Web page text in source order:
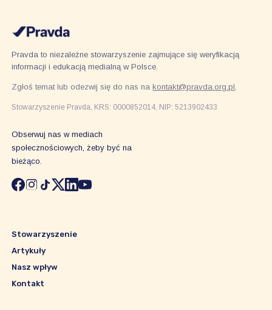
Pravda to niezależne stowarzyszenie zajmujące się weryfikacją
informacji i edukacją medialną w Polsce.
Zgłoś temat lub odezwij się do nas nakontakt@pravda.org.pl
Stowarzyszenie Pravda, KRS: 0000852014, NIP: 5213902433
Obserwuj nas w mediach
społecznościowych, żeby być na
bieżąco.
Stowarzyszenie
Artykuły
Nasz wpływ
Kontakt